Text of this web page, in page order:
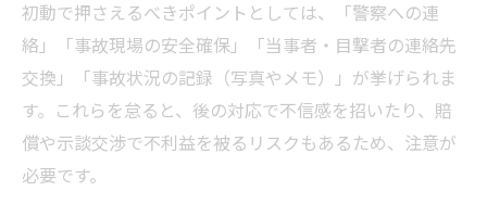
納得できない過失割合への正しい対応方法
大野城市東大利での交通事故交渉のコツ
交通事故の過失割合を再検討する手順解説
信頼できる専門家に交通事故相談する意義
事故時に大切な東大利の住所表記のコツ
初動で押さえるべきポイントとしては、「警察への連
絡」「事故現場の安全確保」「当事者・目撃者の連絡先
交換」「事故状況の記録（写真やメモ）」が挙げられま
す。これらを怠ると、後の対応で不信感を招いたり、賠
償や示談交渉で不利益を被るリスクもあるため、注意が
必要です。